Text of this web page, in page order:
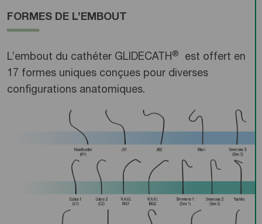
FORMES DE L’EMBOUT
L’embout du cathéter GLIDECATH®
est offert en
17 formes uniques conçues pour diverses
configurations anatomiques.